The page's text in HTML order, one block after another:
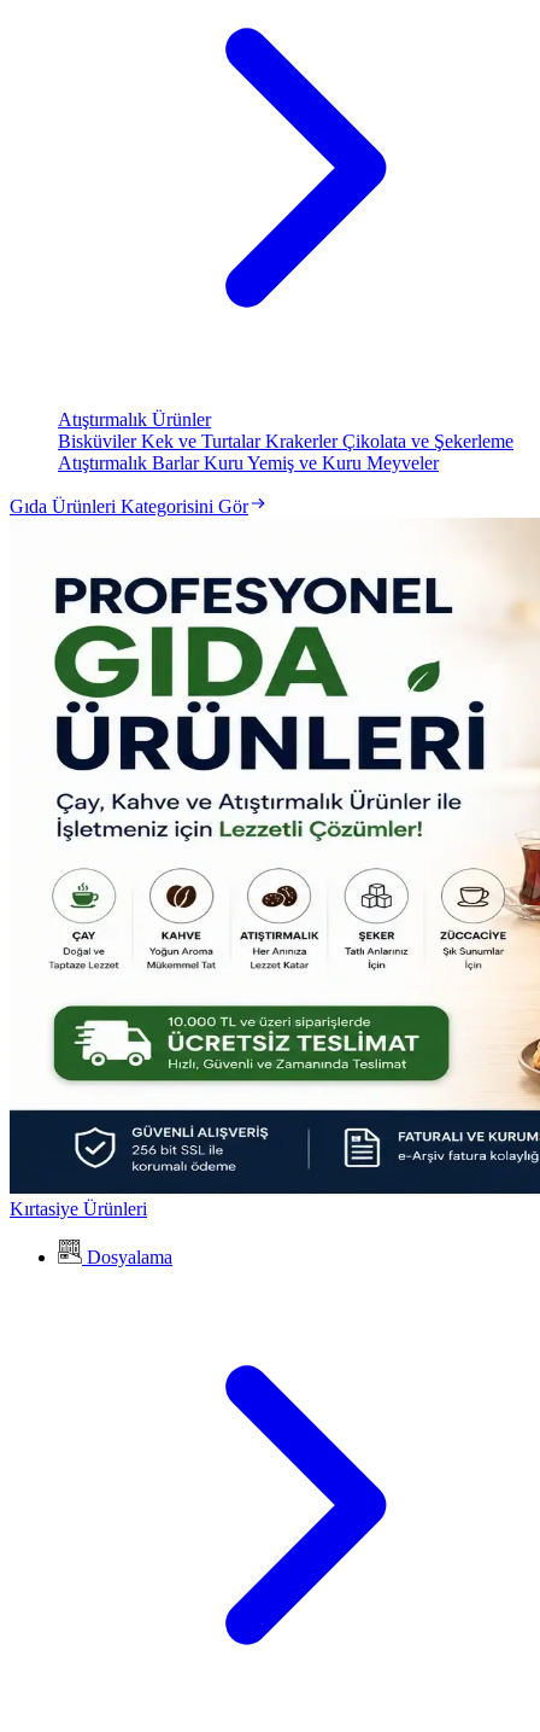
Atıştırmalık Ürünler
BisküvilerKek ve TurtalarKrakerlerÇikolata ve Şekerleme
Atıştırmalık BarlarKuru Yemiş ve Kuru Meyveler
Gıda Ürünleri Kategorisini Gör
Kırtasiye Ürünleri
Dosyalama